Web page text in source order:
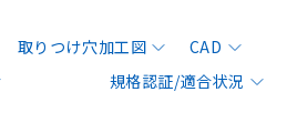
取りつけ穴加工図
CAD
規格認証/適合状況